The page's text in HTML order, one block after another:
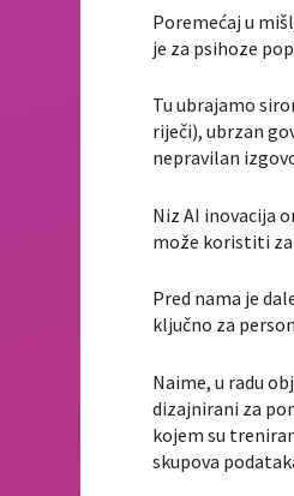
Poremećaj u
je za psihoze
Tu ubrajamo
riječi), ubrzan
nepravilan
Niz AI inovacija
može koristiti
Pred nama je
ključno za
Naime, u radu
dizajnirani za
kojem su
skupova